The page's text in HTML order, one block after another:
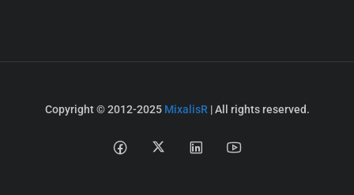
Copyright © 2012-2025 MixalisR | All rights reserved.